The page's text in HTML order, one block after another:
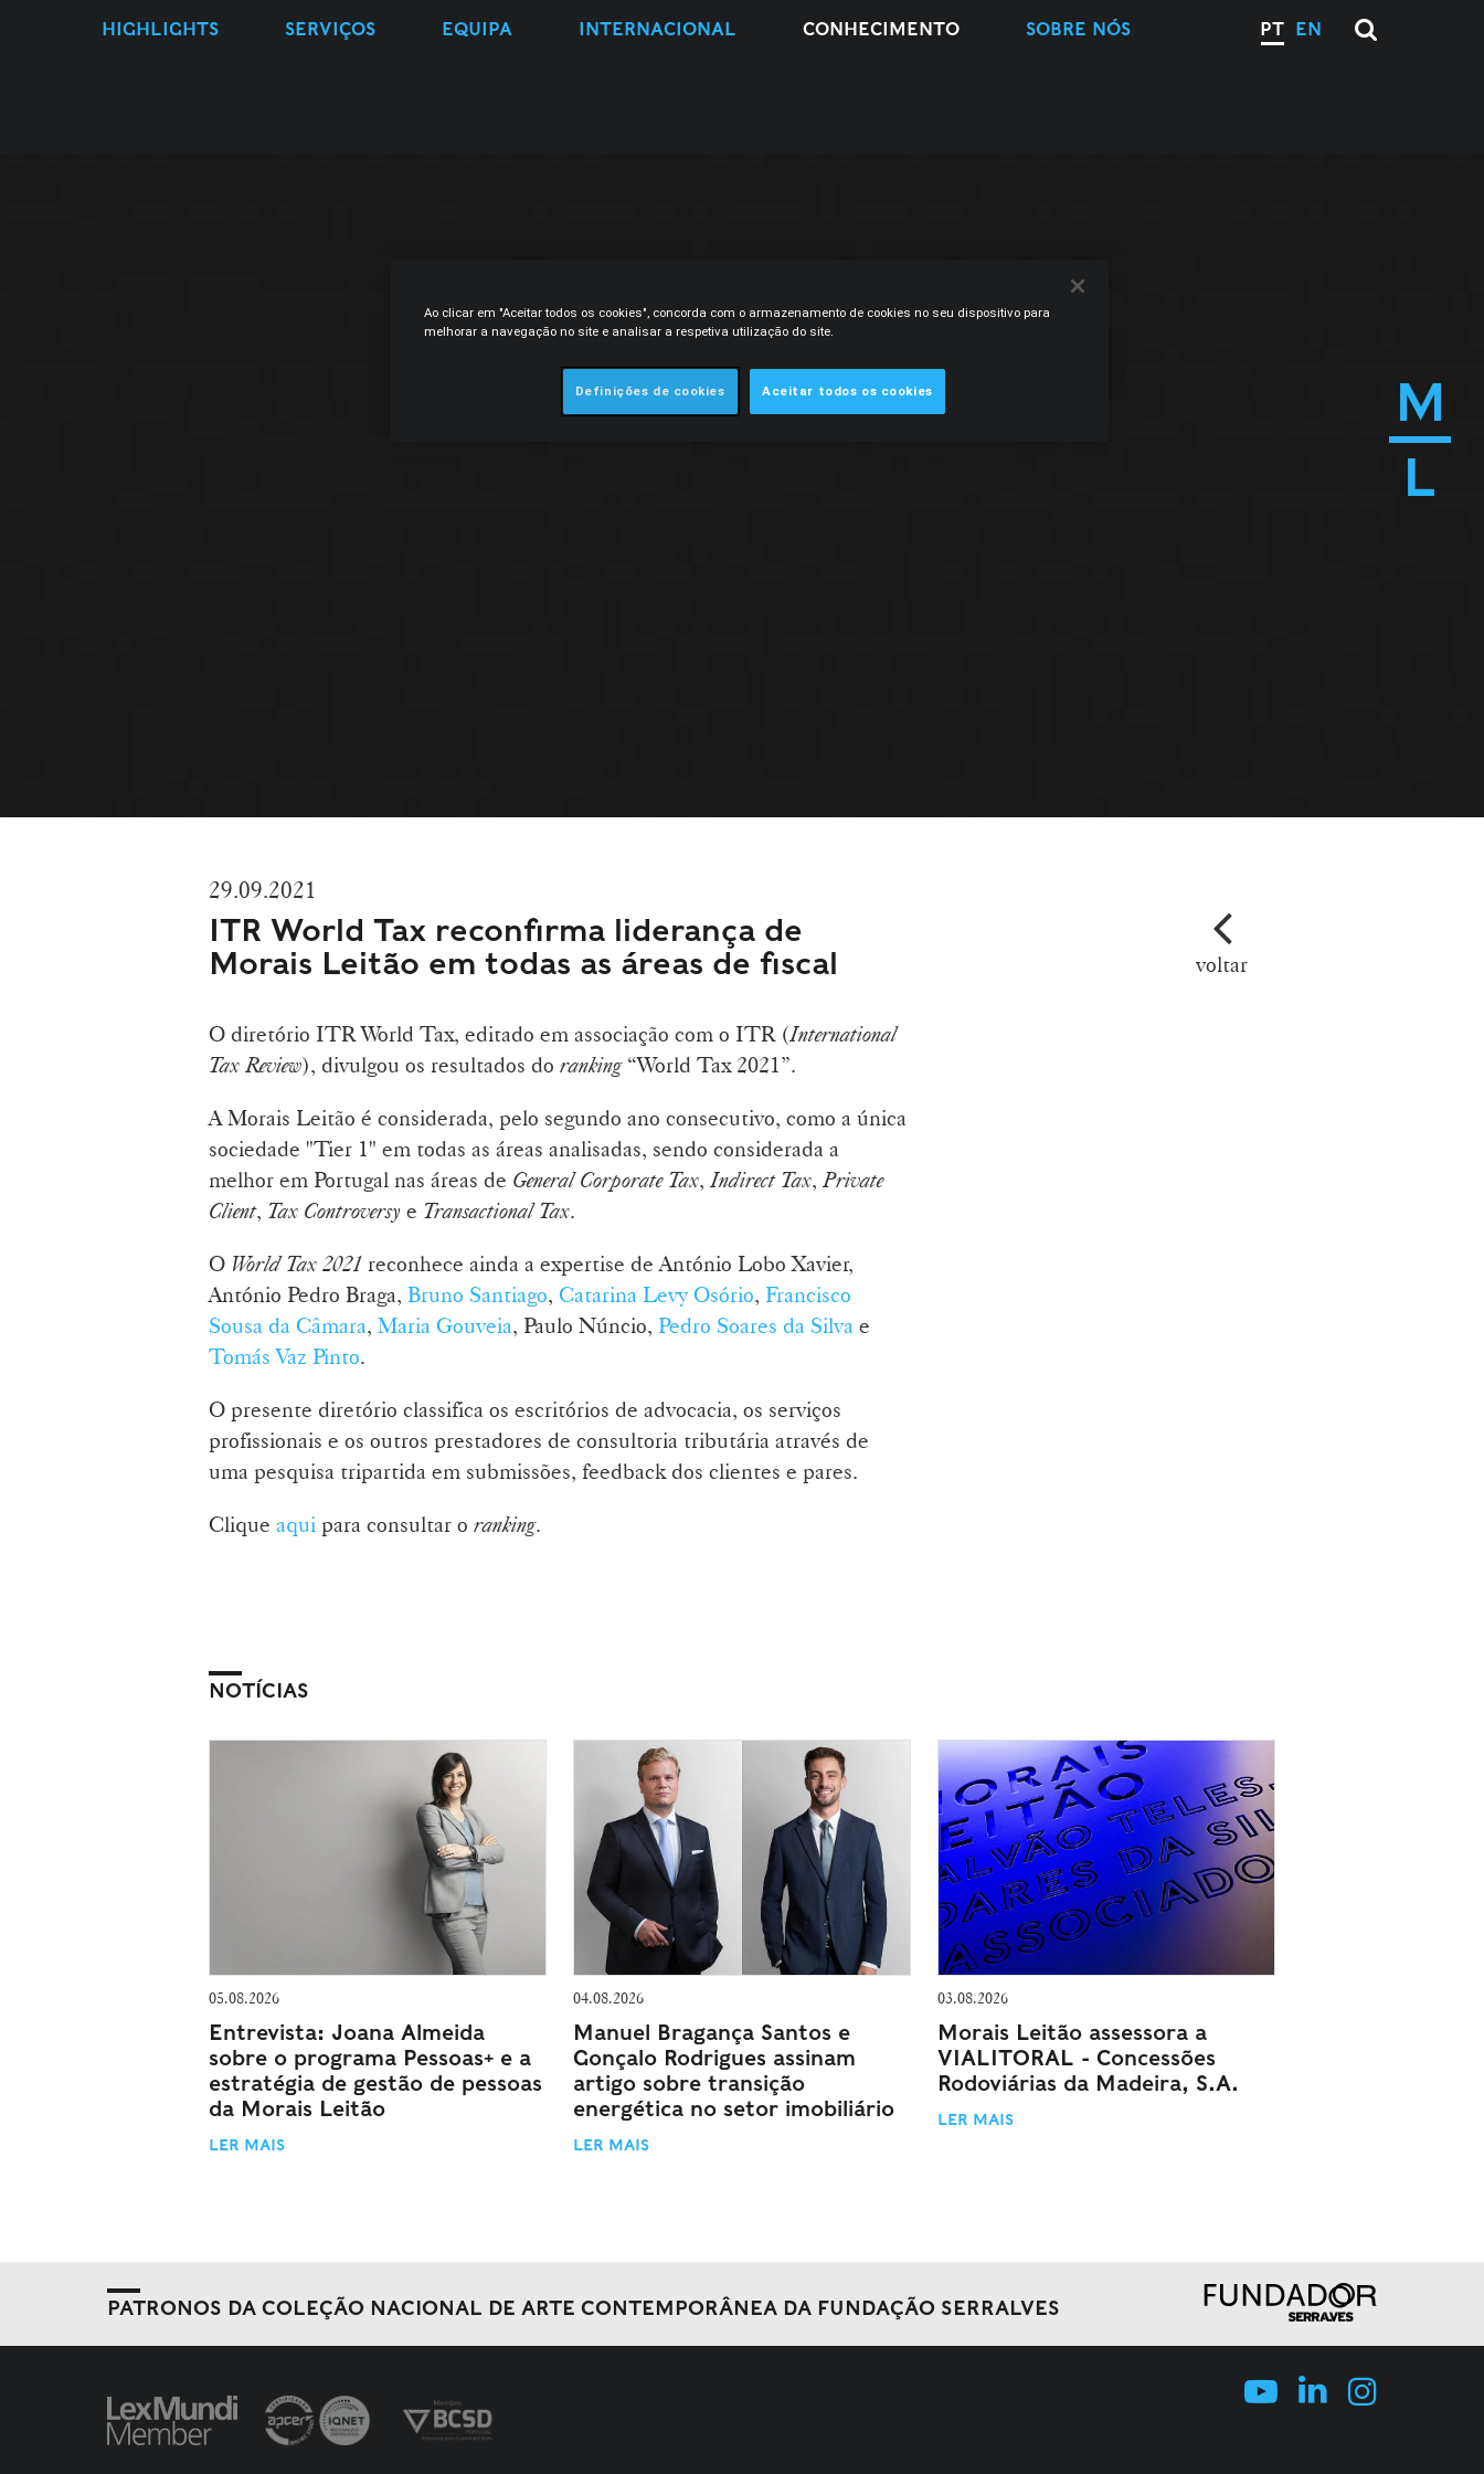
M
L
HIGHLIGHTS SERVIÇOS EQUIPA INTERNACIONAL CONHECIMENTO SOBRE NÓS PT EN
29.09.2021
ITR World Tax reconfirma liderança de
Morais Leitão em todas as áreas de fiscal
voltar
O diretório ITR World Tax, editado em associação com o ITR (International
Tax Review), divulgou os resultados do ranking“World Tax 2021”.
A Morais Leitão é considerada, pelo segundo ano consecutivo, como a única
sociedade "Tier 1" em todas as áreas analisadas, sendo considerada a
melhor em Portugal nas áreas de General Corporate Tax, Indirect Tax, Private
Client, Tax Controversy e Transactional Tax.
O World Tax 2021 reconhece ainda a expertise de António Lobo Xavier,
António Pedro Braga, Bruno Santiago, Catarina Levy Osório, Francisco
Sousa da Câmara, Maria Gouveia, Paulo Núncio, Pedro Soares da Silva e
Tomás Vaz Pinto.
O presente diretório classifica os escritórios de advocacia, os serviços
profissionais e os outros prestadores de consultoria tributária através de
uma pesquisa tripartida em submissões, feedback dos clientes e pares.
Clique aqui para consultar o ranking.
NOTÍCIAS
05.08.2026
Entrevista: Joana Almeida
sobre o programa Pessoas+ e a
estratégia de gestão de pessoas
da Morais Leitão
LER MAIS
04.08.2026
Manuel Bragança Santos e
Gonçalo Rodrigues assinam
artigo sobre transição
energética no setor imobiliário
LER MAIS
03.08.2026
Morais Leitão assessora a
VIALITORAL - Concessões
Rodoviárias da Madeira, S.A.
LER MAIS
PATRONOS DA COLEÇÃO NACIONAL DE ARTE CONTEMPORÂNEA DA FUNDAÇÃO SERRALVES
Ao clicar em "Aceitar todos os cookies", concorda com o armazenamento de cookies no seu dispositivo para
melhorar a navegação no site e analisar a respetiva utilização do site.
Definições de cookies Aceitar todos os cookies